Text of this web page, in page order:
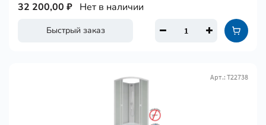
Быстрый заказ
32 200,00 ₽ Нет в наличии
Арт.: Т22738